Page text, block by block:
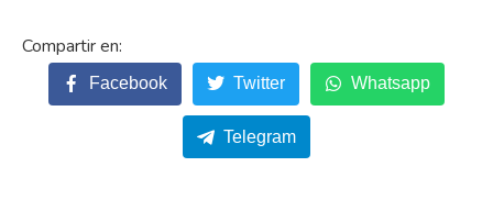
Facebook Twitter Whatsapp
Telegram